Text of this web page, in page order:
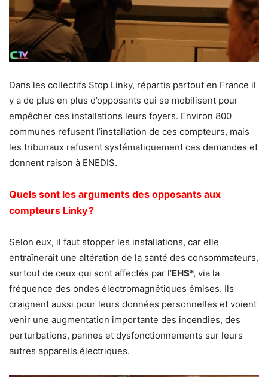
Dans les collectifs Stop Linky, répartis partout en France il
y a de plus en plus d’opposants qui se mobilisent pour
empêcher ces installations leurs foyers. Environ 800
communes refusent l’installation de ces compteurs, mais
les tribunaux refusent systématiquement ces demandes et
donnent raison à ENEDIS.
Quels sont les arguments des opposants aux
compteurs Linky ?
Selon eux, il faut stopper les installations, car elle
entraînerait une altération de la santé des consommateurs,
surtout de ceux qui sont affectés par l’EHS*, via la
fréquence des ondes électromagnétiques émises. Ils
craignent aussi pour leurs données personnelles et voient
venir une augmentation importante des incendies, des
perturbations, pannes et dysfonctionnements sur leurs
autres appareils électriques.